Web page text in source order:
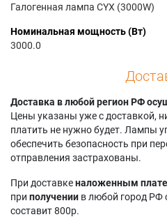
Галогенная лампа CYX (3000W)
Номинальная мощность (Вт)
3000.0
Доставка в любой регион РФ
Цены указаны уже с доставкой,
платить не нужно будет. Лампы
обеспечить безопасность при
отправления застрахованы.
При доставкеналоженным
при получении в любой город РФ
составит 800р.